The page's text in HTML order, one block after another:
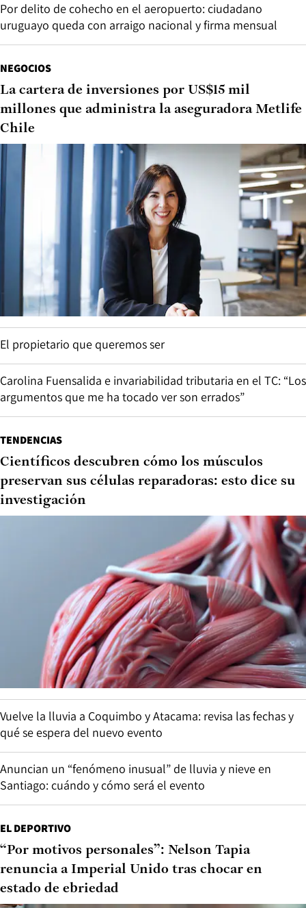
Por delito de cohecho en el aeropuerto: ciudadano
uruguayo queda con arraigo nacional y firma mensual
NEGOCIOS
La cartera de inversiones por US$15 mil
millones que administra la aseguradora Metlife
Chile
El propietario que queremos ser
Carolina Fuensalida e invariabilidad tributaria en el TC: “Los
argumentos que me ha tocado ver son errados”
TENDENCIAS
Científicos descubren cómo los músculos
preservan sus células reparadoras: esto dice su
investigación
Vuelve la lluvia a Coquimbo y Atacama: revisa las fechas y
qué se espera del nuevo evento
Anuncian un “fenómeno inusual” de lluvia y nieve en
Santiago: cuándo y cómo será el evento
EL DEPORTIVO
“Por motivos personales”: Nelson Tapia
renuncia a Imperial Unido tras chocar en
estado de ebriedad